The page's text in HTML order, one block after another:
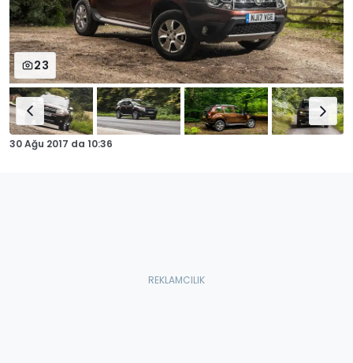
23
30 Ağu 2017 da 10:36